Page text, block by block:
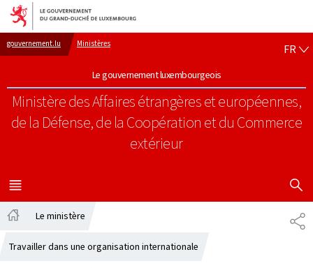
Aller au menu principal
Aller au contenu
gouvernement.lu Ministères
Le gouvernement luxembourgeois
Ministère des Affaires étrangères et européennes,
de la Défense, de la Coopération et du Commerce
extérieur
FR
MENU
PRINCIPAL
Le ministère
Travailler dans une organisation internationale